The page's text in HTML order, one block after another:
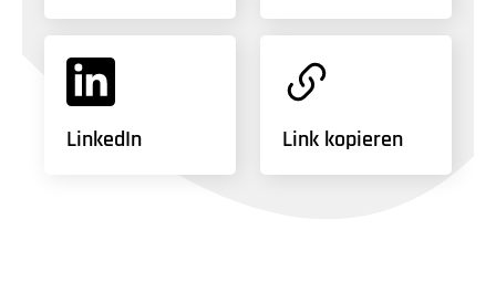
LinkedIn Link kopieren